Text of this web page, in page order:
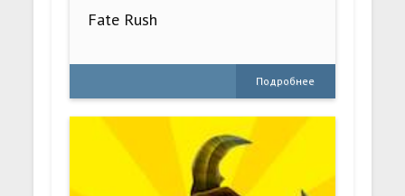
Fate Rush
Подробнее